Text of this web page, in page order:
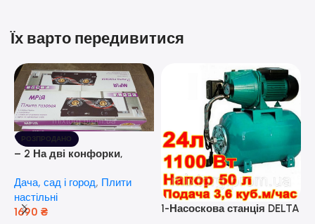
Їх варто передивитися
РОЗПРОДАНО
– 2 На дві конфорки,
розпалюванням.
Дача, сад і город, Плити
настільні
1690 ₴
1-Насоскова станція DELTA